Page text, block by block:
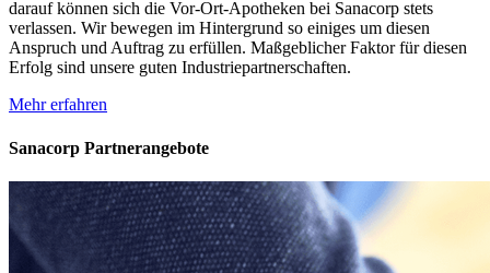
darauf können sich die Vor-Ort-Apotheken bei Sanacorp stets
verlassen. Wir bewegen im Hintergrund so einiges um diesen
Anspruch und Auftrag zu erfüllen. Maßgeblicher Faktor für diesen
Erfolg sind unsere guten Industriepartnerschaften.
Mehr erfahren
Sanacorp Partnerangebote